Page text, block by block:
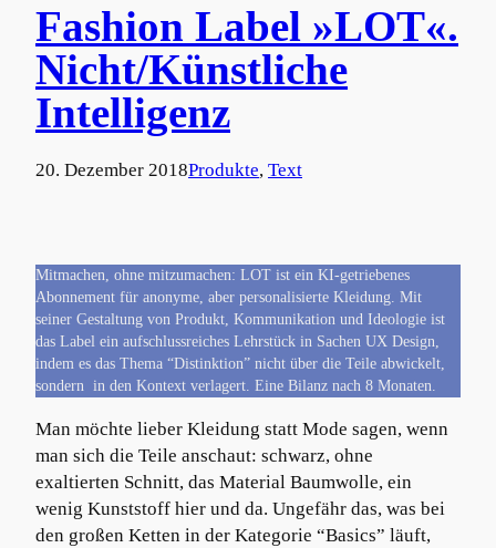
Fashion Label »LOT«.
Nicht/Künstliche
Intelligenz
20. Dezember 2018Produkte, Text
Mitmachen, ohne mitzumachen: LOT ist ein KI-getriebenes
Abonnement für anonyme, aber personalisierte Kleidung. Mit
seiner Gestaltung von Produkt, Kommunikation und Ideologie ist
das Label ein aufschlussreiches Lehrstück in Sachen UX Design,
indem es das Thema “Distinktion” nicht über die Teile abwickelt,
sondern in den Kontext verlagert. Eine Bilanz nach 8 Monaten.
Man möchte lieber Kleidung statt Mode sagen, wenn
man sich die Teile anschaut: schwarz, ohne
exaltierten Schnitt, das Material Baumwolle, ein
wenig Kunststoff hier und da. Ungefähr das, was bei
den großen Ketten in der Kategorie “Basics” läuft,